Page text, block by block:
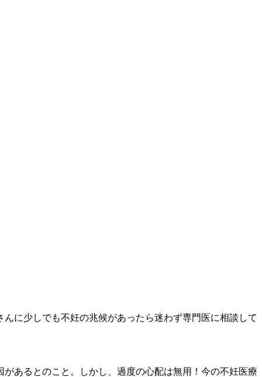
に少しでも不妊の兆候があったら迷わず専門医に相談して
あるとのこと。しかし、過度の心配は無用！今の不妊医療